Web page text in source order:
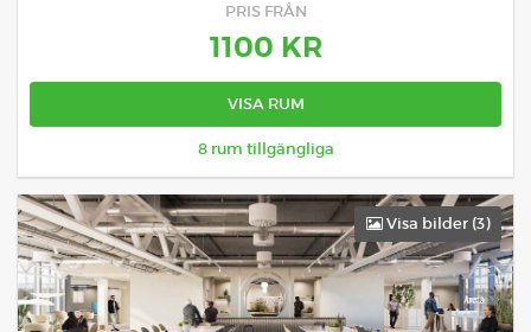
PRIS FRÅN
1100 KR
VISA RUM
8 rum tillgängliga
Visa bilder (3)